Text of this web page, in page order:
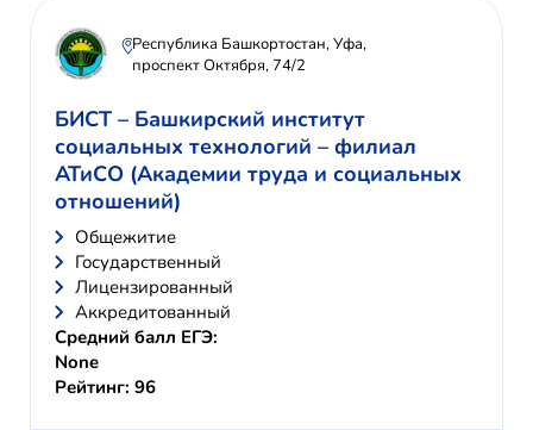
Республика Башкортостан, Уфа,
проспект Октября, 74/2
БИСТ – Башкирский институт
социальных технологий – филиал
АТиСО (Академии труда и социальных
отношений)
Общежитие
Государственный
Лицензированный
Аккредитованный
Средний балл ЕГЭ:
None
Рейтинг: 96